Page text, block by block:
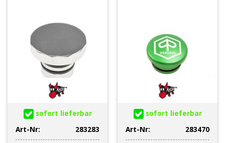
sofort lieferbar
Art-Nr:
283283
sofort lieferbar
Art-Nr:
283470